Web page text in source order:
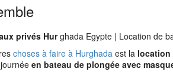
privés Hurghada Egypte | Location de
choses à faire à Hurghada est la location
en bateau de plongée avec